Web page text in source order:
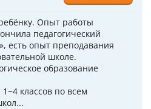
Опыт работы
педагогический
есть опыт преподавания
школе.
образование
классов по всем